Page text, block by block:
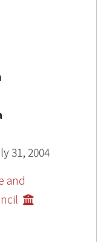
31, 2004
and